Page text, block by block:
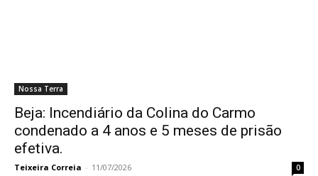
Nossa Terra
Beja: Incendiário da Colina do Carmo
condenado a 4 anos e 5 meses de prisão
efetiva.
Teixeira Correia - 11/07/2026 0